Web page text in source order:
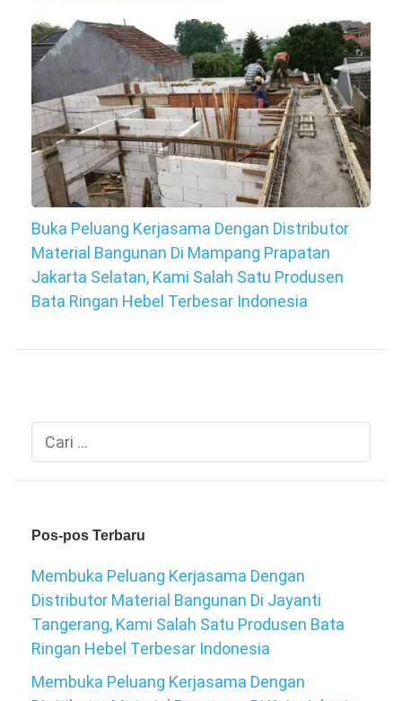
Buka Peluang Kerjasama Dengan Distributor
Material Bangunan Di Mampang Prapatan
Jakarta Selatan, Kami Salah Satu Produsen
Bata Ringan Hebel Terbesar Indonesia
Cari
untuk:
Pos-pos Terbaru
Membuka Peluang Kerjasama Dengan
Distributor Material Bangunan Di Jayanti
Tangerang, Kami Salah Satu Produsen Bata
Ringan Hebel Terbesar Indonesia
Membuka Peluang Kerjasama Dengan